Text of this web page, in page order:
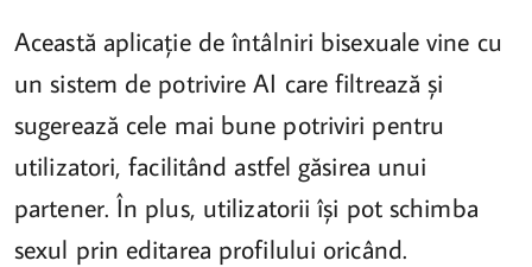
Această aplicație de întâlniri bisexuale vine cu
un sistem de potrivire AI care filtrează și
sugerează cele mai bune potriviri pentru
utilizatori, facilitând astfel găsirea unui
partener. În plus, utilizatorii își pot schimba
sexul prin editarea profilului oricând.